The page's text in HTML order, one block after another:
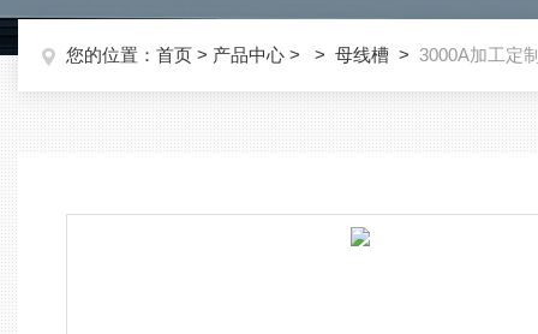
您的位置： 首页 > 产品中心 > > 母线槽 > 3000A加工定